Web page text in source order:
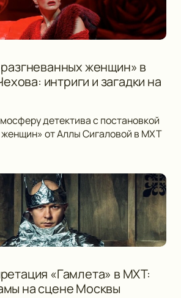
женщин» в
интриги и загадки на
детектива с постановкой
женщин» от Аллы Сигаловой в МХТ
«Гамлета» в МХТ:
на сцене Москвы